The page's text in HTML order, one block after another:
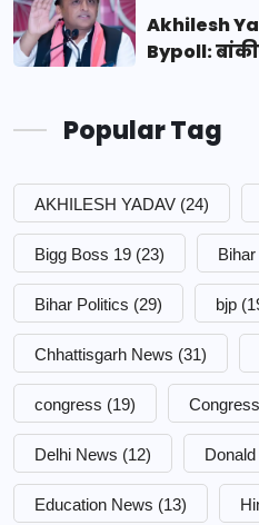
Akhilesh
Bypoll:
Popular Tag
AKHILESH YADAV (24)
Bigg Boss 19 (23)
Bihar Politics (29) bjp
Chhattisgarh News (31)
congress (19)
Delhi News (12)
Education News (13)